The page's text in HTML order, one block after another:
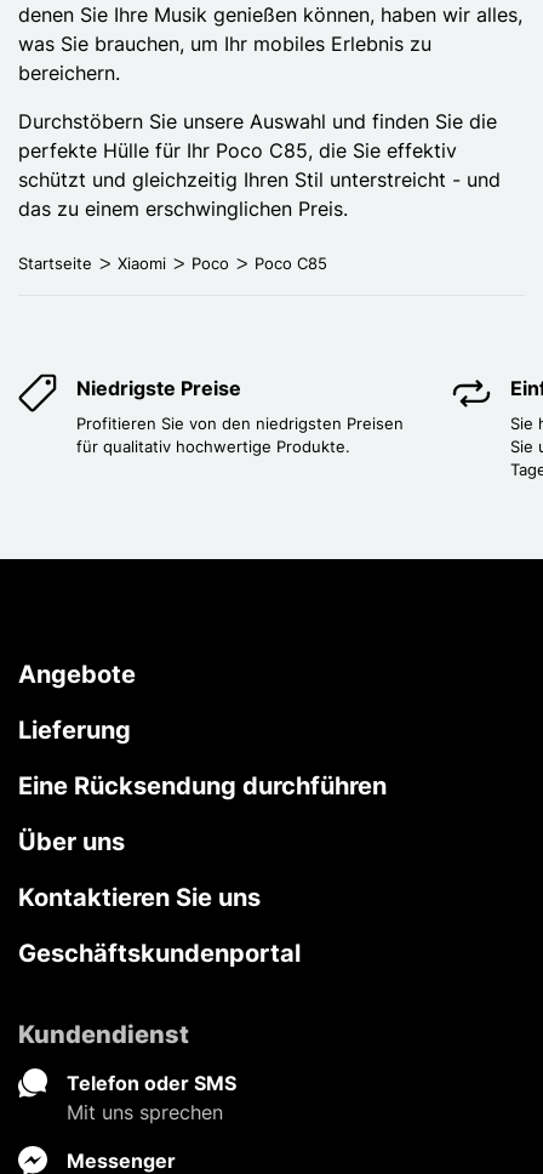
denen Sie Ihre Musik genießen können, haben wir alles,
was Sie brauchen, um Ihr mobiles Erlebnis zu
bereichern.
Durchstöbern Sie unsere Auswahl und finden Sie die
perfekte Hülle für Ihr Poco C85, die Sie effektiv
schützt und gleichzeitig Ihren Stil unterstreicht - und
das zu einem erschwinglichen Preis.
Startseite Xiaomi Poco Poco C85
Niedrigste Preise
Profitieren Sie von den niedrigsten Preisen
für qualitativ hochwertige Produkte.
Sie
Sie
Angebote
Lieferung
Eine Rücksendung durchführen
Über uns
Kontaktieren Sie uns
Geschäftskundenportal
Kundendienst
Telefon oder SMS
Mit uns sprechen
Messenger